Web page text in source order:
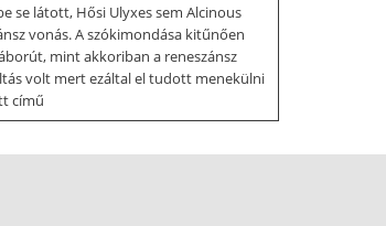
se látott, Hősi Ulyxes sem Alcinous
vonás. A szókimondása kitűnően
mint akkoriban a reneszánsz
volt mert ezáltal el tudott menekülni
című